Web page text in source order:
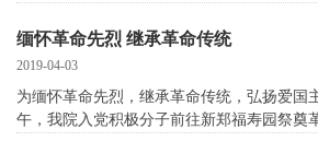
缅怀革命先烈 继承革命传统
2019-04-03
为缅怀革命先烈，继承革命传统，弘扬爱国
午，我院入党积极分子前往新郑福寿园祭奠